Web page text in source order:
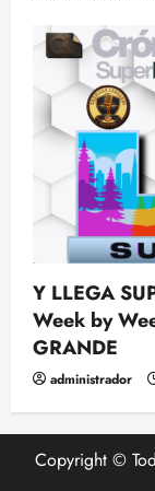
Y LLEGA
Week by
GRANDE
administrador
Copyright ©